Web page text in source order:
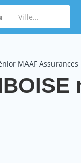
MAAF Assurances